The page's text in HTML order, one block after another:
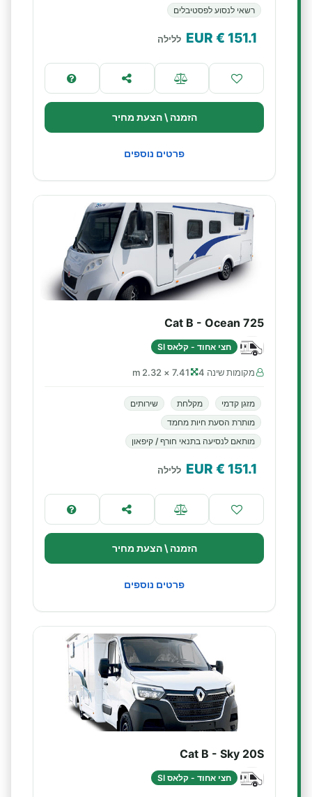
רשאי לנסוע לפסטיבלים
151.1
€ EUR ללילה
הזמנה \ הצעת מחיר
פרטים נוספים
Cat B - Ocean 725
חצי אחוד - קלאס SI
מקומות שינה 4 7.41 × 2.32 m
מזגן קדמי מקלחת
שירותים
מותרת הסעת חיות מחמד
מותאם לנסיעה בתנאי חורף / קיפאון
151.1
€ EUR ללילה
הזמנה \ הצעת מחיר
פרטים נוספים
Cat B - Sky 20S
חצי אחוד - קלאס SI